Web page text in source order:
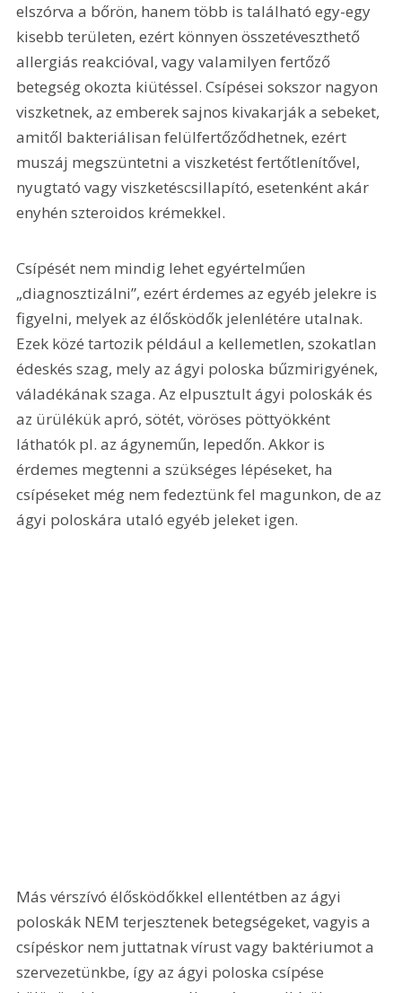
elszórva a bőrön, hanem több is található egy-egy
kisebb területen, ezért könnyen összetéveszthető
allergiás reakcióval, vagy valamilyen fertőző
betegség okozta kiütéssel. Csípései sokszor nagyon
viszketnek, az emberek sajnos kivakarják a sebeket,
amitől bakteriálisan felülfertőződhetnek, ezért
muszáj megszüntetni a viszketést fertőtlenítővel,
nyugtató vagy viszketéscsillapító, esetenként akár
enyhén szteroidos krémekkel.
Csípését nem mindig lehet egyértelműen
„diagnosztizálni”, ezért érdemes az egyéb jelekre is
figyelni, melyek az élősködők jelenlétére utalnak.
Ezek közé tartozik például a kellemetlen, szokatlan
édeskés szag, mely az ágyi poloska bűzmirigyének,
váladékának szaga. Az elpusztult ágyi poloskák és
az ürülékük apró, sötét, vöröses pöttyökként
láthatók pl. az ágyneműn, lepedőn. Akkor is
érdemes megtenni a szükséges lépéseket, ha
csípéseket még nem fedeztünk fel magunkon, de az
ágyi poloskára utaló egyéb jeleket igen.
Más vérszívó élősködőkkel ellentétben az ágyi
poloskák NEM terjesztenek betegségeket, vagyis a
csípéskor nem juttatnak vírust vagy baktériumot a
szervezetünkbe, így az ágyi poloska csípése